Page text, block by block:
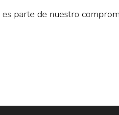
parte de nuestro